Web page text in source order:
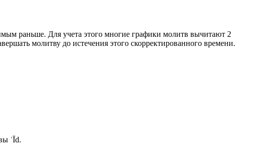
раньше. Для учета этого многие графики молитв вычитают 2
молитву до истечения этого скорректированного времени.
ʿĪd.